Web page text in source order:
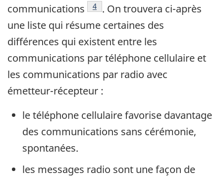
communications
Note de bas de page
4 . On trouvera ci-après
une liste qui résume certaines des
différences qui existent entre les
communications par téléphone cellulaire et
les communications par radio avec
émetteur-récepteur :
le téléphone cellulaire favorise davantage
des communications sans cérémonie,
spontanées.
les messages radio sont une façon de